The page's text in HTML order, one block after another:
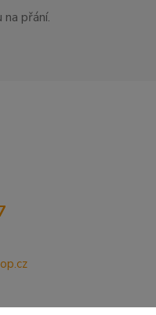
přání.